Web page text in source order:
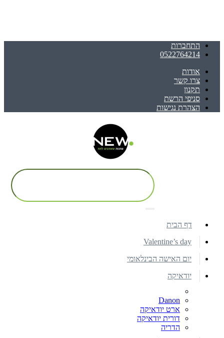
התחברות
0522764214
אודות
צרו קשר
תקנון
סניפי הרשת
הצהרת נגישות
דף הבית
Valentine’s day
יום האישה הבינלאומי
יודאיקה
Danon
ארט יודאיקה
דורית יודאיקה
הדריה